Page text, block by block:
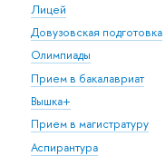
Лицей
Довузовская подготовка
Олимпиады
Прием в бакалавриат
Вышка+
Прием в магистратуру
Аспирантура